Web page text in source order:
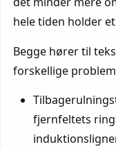
hele tiden holder
Begge hører til
forskellige
fjernfeltets